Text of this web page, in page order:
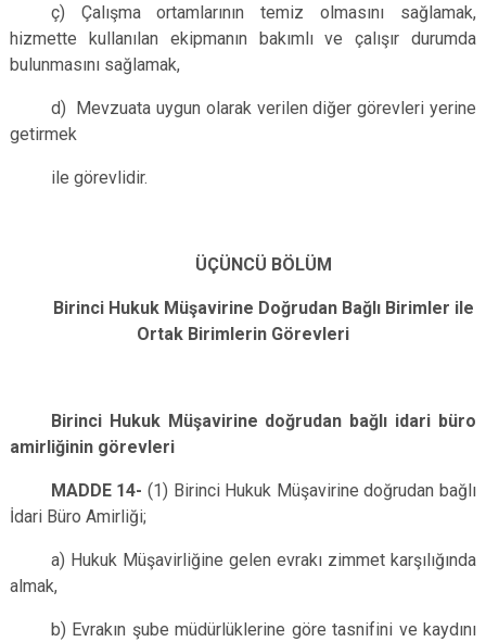
ç) Çalışma ortamlarının temiz olmasını sağlamak,
hizmette kullanılan ekipmanın bakımlı ve çalışır durumda
bulunmasını sağlamak,
d) Mevzuata uygun olarak verilen diğer görevleri yerine
getirmek
ile görevlidir.
ÜÇÜNCÜ BÖLÜM
Birinci Hukuk Müşavirine Doğrudan Bağlı Birimler ile
Ortak Birimlerin Görevleri
Birinci Hukuk Müşavirine doğrudan bağlı idari büro
amirliğinin görevleri
MADDE 14- (1) Birinci Hukuk Müşavirine doğrudan bağlı
İdari Büro Amirliği;
a) Hukuk Müşavirliğine gelen evrakı zimmet karşılığında
almak,
b) Evrakın şube müdürlüklerine göre tasnifini ve kaydını